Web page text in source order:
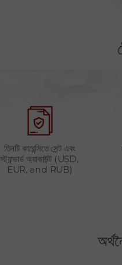
তিনটি কারেন্সিতে সেন্ট এবং
স্ট্যান্ডার্ড অ্যাকাউন্ট (USD,
EUR, and RUB)